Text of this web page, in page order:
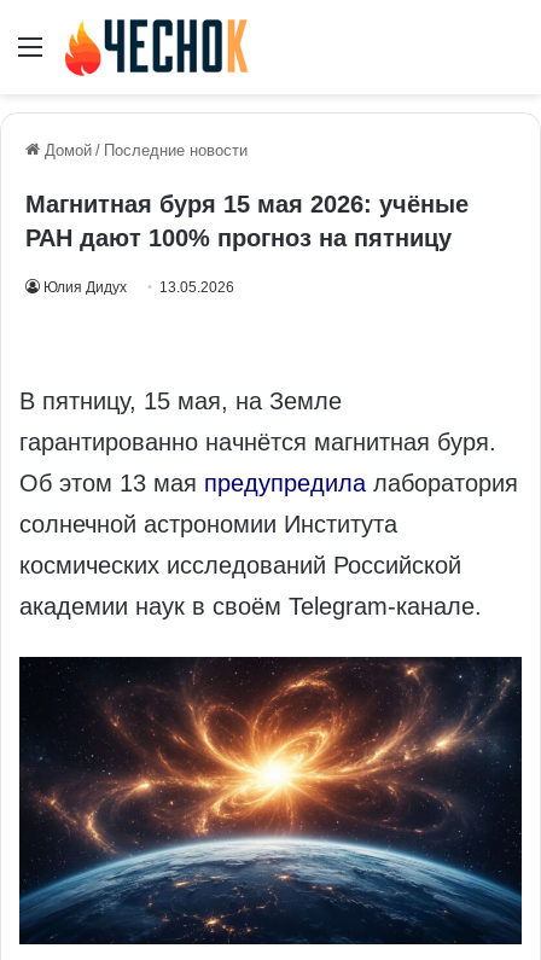
Меню
Домой / Последние новости
Магнитная буря 15 мая 2026: учёные
РАН дают 100% прогноз на пятницу
Юлия Дидух 13.05.2026
В пятницу, 15 мая, на Земле
гарантированно начнётся магнитная буря.
Об этом 13 мая предупредила лаборатория
солнечной астрономии Института
космических исследований Российской
академии наук в своём Telegram-канале.